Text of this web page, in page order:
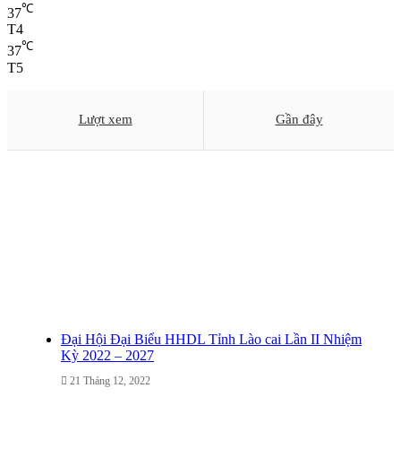
37℃
T4
37℃
T5
Lượt xem Gần đây
Đại Hội Đại Biểu HHDL Tỉnh Lào cai Lần II Nhiệm
Kỳ 2022 – 2027
21 Tháng 12, 2022